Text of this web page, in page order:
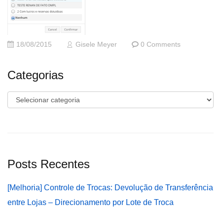
18/08/2015 Gisele Meyer 0 Comments
Categorias
Categorias
Posts Recentes
[Melhoria] Controle de Trocas: Devolução de Transferência
entre Lojas – Direcionamento por Lote de Troca